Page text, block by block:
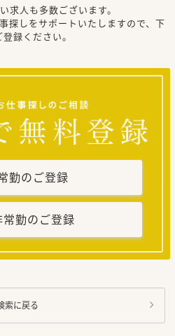
求人も多数ございます。
探しをサポートいたしますので、下
録ください。
勤のご登録
常勤のご登録
索に戻る